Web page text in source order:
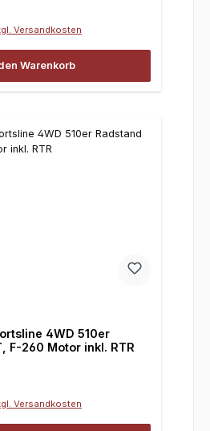
Versandkosten
Warenkorb
4WD 510er
F-260 Motor inkl. RTR
Versandkosten